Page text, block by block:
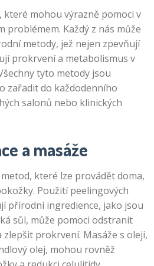
mohou výrazně pomoci v
problémem. Každý z nás může
metody, jež nejen zpevňují
prokrvení a metabolismus v
tyto metody jsou
zařadit do každodenního
salonů nebo klinických
a masáže
které lze provádět doma,
Použití peelingových
přírodní ingredience, jako jsou
sůl, může pomoci odstranit
prokrvení. Masáže s oleji,
olej, mohou rovněž